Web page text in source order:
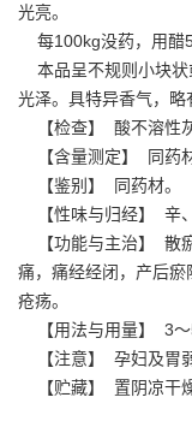
光亮。
每100kg没药，用醋
本品呈不规则小块状
光泽。具特异香气，略
【检查】 酸不溶性
【含量测定】 同药
【鉴别】 同药材。
【性味与归经】 辛
【功能与主治】 散
痛，痛经经闭，产后
疮疡。
【用法与用量】 3～
【注意】 孕妇及胃弱
【贮藏】 置阴凉干